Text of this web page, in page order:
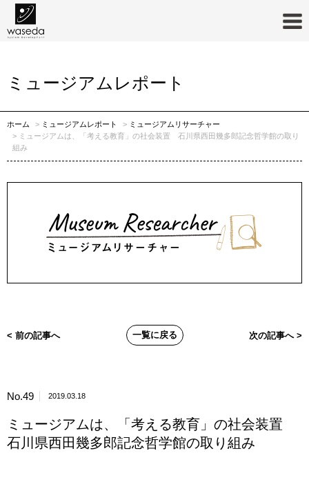
ミュージアムリサーチャー
ミュージアムレポート
ホーム ミュージアムレポート
ミュージアムリサーチャー
ミュージアムは、「考える教育」の社会装置 石川県西田幾多郎記念哲学館の取り
組み
< 前の記事へ 一覧に戻る 次の記事へ >
No.49 2019.03.18
ミュージアムは、「考える教育」の社会装置
石川県西田幾多郎記念哲学館の取り組み